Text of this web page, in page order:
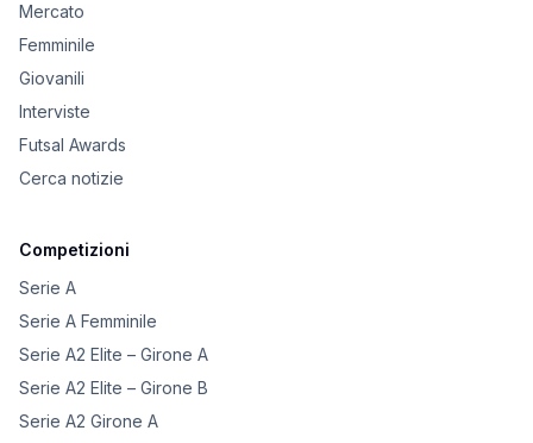
Mercato
Femminile
Giovanili
Interviste
Futsal Awards
Cerca notizie
Competizioni
Serie A
Serie A Femminile
Serie A2 Elite – Girone A
Serie A2 Elite – Girone B
Serie A2 Girone A